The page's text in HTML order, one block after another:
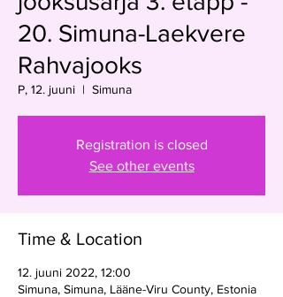
20. Simuna-Laekvere
Rahvajooks
P, 12. juuni
  |
Simuna
Registration is closed
See other events
Time & Location
12. juuni 2022, 12:00
Simuna, Simuna, Lääne-Viru County, Estonia